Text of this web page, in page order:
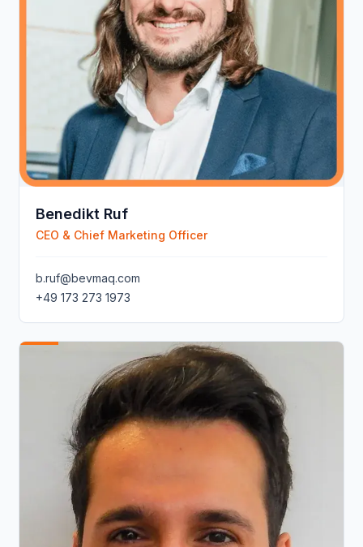
Benedikt Ruf
CEO & Chief Marketing Officer
b.ruf@bevmaq.com
+49 173 273 1973